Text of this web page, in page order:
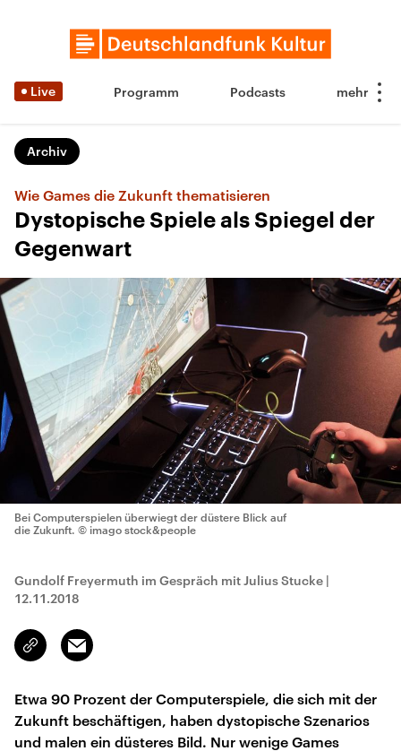
Live Programm Podcasts
Archiv
Wie Games die Zukunft thematisieren
Dystopische Spiele als Spiegel der
Gegenwart
Bei Computerspielen überwiegt der düstere Blick auf
die Zukunft. © imago stock&people
Gundolf Freyermuth im Gespräch mit Julius Stucke |
12.11.2018
Link
kopieren/teilen
Email
Etwa 90 Prozent der Computerspiele, die sich mit der
Zukunft beschäftigen, haben dystopische Szenarios
und malen ein düsteres Bild. Nur wenige Games